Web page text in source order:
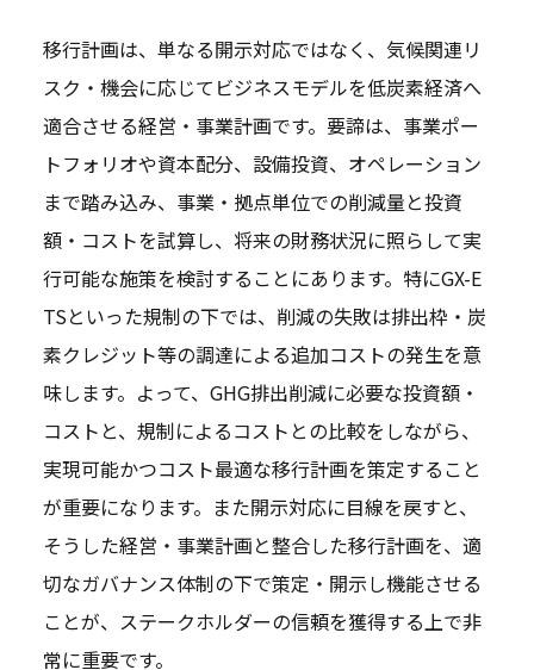
移行計画は、単なる開示対応ではなく、気候関連リ
スク・機会に応じてビジネスモデルを低炭素経済へ
適合させる経営・事業計画です。要諦は、事業ポー
トフォリオや資本配分、設備投資、オペレーション
まで踏み込み、事業・拠点単位での削減量と投資
額・コストを試算し、将来の財務状況に照らして実
行可能な施策を検討することにあります。特にGX-E
TSといった規制の下では、削減の失敗は排出枠・炭
素クレジット等の調達による追加コストの発生を意
味します。よって、GHG排出削減に必要な投資額・
コストと、規制によるコストとの比較をしながら、
実現可能かつコスト最適な移行計画を策定すること
が重要になります。また開示対応に目線を戻すと、
そうした経営・事業計画と整合した移行計画を、適
切なガバナンス体制の下で策定・開示し機能させる
ことが、ステークホルダーの信頼を獲得する上で非
常に重要です。